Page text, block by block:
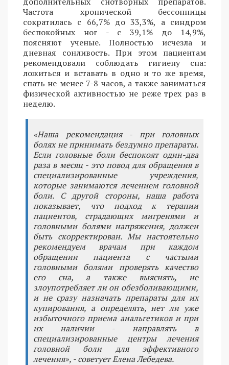
Частота хронической бессонницы
сократилась с 66,7% до 33,3%, а синдром
беспокойных ног - с 39,1% до 14,9%,
поясняют ученые. Полностью исчезла и
дневная сонливость. При этом пациентам
рекомендовали соблюдать гигиену сна:
ложиться и вставать в одно и то же время,
спать не менее 7-8 часов, а также заниматься
физической активностью не реже трех раз в
неделю.
«Наша рекомендация - при головных
болях не принимать бездумно препараты.
Если головные боли беспокоят один-два
раза в месяц - это повод для обращения в
специализированные учреждения,
которые занимаются лечением головной
боли. С другой стороны, наша работа
показывает, что подход к терапии
пациентов, страдающих мигренями и
головными болями напряжения, должен
быть скорректирован. Мы настоятельно
рекомендуем врачам при каждом
обращении пациента с частыми
головными болями проверять качество
его сна, а также выяснять, не
злоупотребляет ли он обезболивающими,
и не сразу назначать препараты для их
купирования, а определять, нет ли уже
избыточного приема анальгетиков и при
их наличии - направлять в
специализированные центры лечения
головной боли для эффективного
лечения», - советует Елена Лебедева.